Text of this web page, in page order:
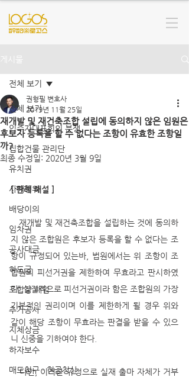
게시물
전체 보기
입주자대표회의 분쟁
집합건물 관리단
유치권
사해행위
배당이의
임차권
공사대금
하도급
조합장 해임
추가공사
지체상금
하자보수
매도청구 · 현금청산
전체 보기
재개발 및 재건축조합 설립에 동의하지 않은 임원은
후보자 등록을 할 수 없다는 조항이 유효한 조항일
까?
권형필 변호사
2019년 11월 25일
최종 수정일: 2020년 3월 9일
[ 판례 해설 ]
지 않은 조합원은 후보자 등록을 할 수 없다는 조
항이 규정되어 있는바, 법원에서는 위 조항이 조
합원의 피선거권을 제한하여 무효라고 판시하였
다. 실질적으로 피선거권이라 함은 조합원의 가장
기본적인 권리이며 이를 제한하게 될 경우 위와
같이 해당 조항이 무효라는 판결을 받을 수 있으
니 신중을 기하여야 한다.
   다만, 이러한 규정으로 실재 출마 자체가 거부